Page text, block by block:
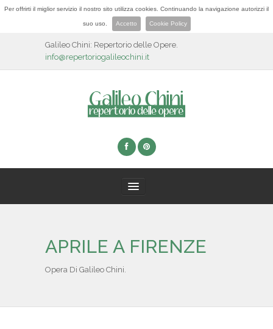
Per offrirti il miglior servizio il nostro sito utilizza cookies. Continuando la navigazione autorizzi il
suo uso. Accetto Cookie Policy
Galileo Chini: Repertorio delle Opere.
info@repertoriogalileochini.it
BIOGRAFIA
APRILE A FIRENZE
Opera Di Galileo Chini.